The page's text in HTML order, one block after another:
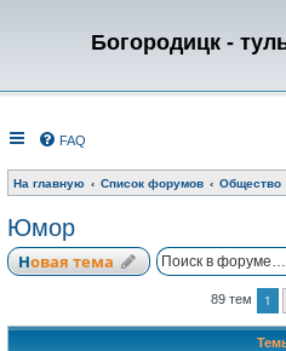
Богородицк -
FAQ
На главную Список форумов Общество
Юмор
Новая тема
89 тем 1